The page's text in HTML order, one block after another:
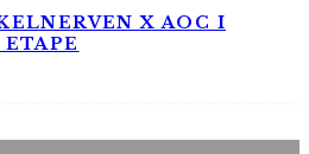
X AOC I